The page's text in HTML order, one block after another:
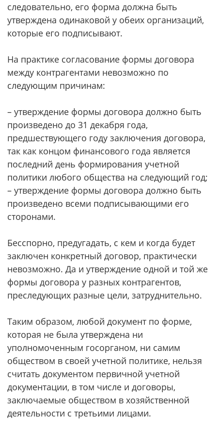
следовательно, его форма должна быть
утверждена одинаковой у обеих организаций,
которые его подписывают.
На практике согласование формы договора
между контрагентами невозможно по
следующим причинам:
– утверждение формы договора должно быть
произведено до 31 декабря года,
предшествующего году заключения договора,
так как концом финансового года является
последний день формирования учетной
политики любого общества на следующий год;
– утверждение формы договора должно быть
произведено всеми подписывающими его
сторонами.
Бесспорно, предугадать, с кем и когда будет
заключен конкретный договор, практически
невозможно. Да и утверждение одной и той же
формы договора у разных контрагентов,
преследующих разные цели, затруднительно.
Таким образом, любой документ по форме,
которая не была утверждена ни
уполномоченным госорганом, ни самим
обществом в своей учетной политике, нельзя
считать документом первичной учетной
документации, в том числе и договоры,
заключаемые обществом в хозяйственной
деятельности с третьими лицами.